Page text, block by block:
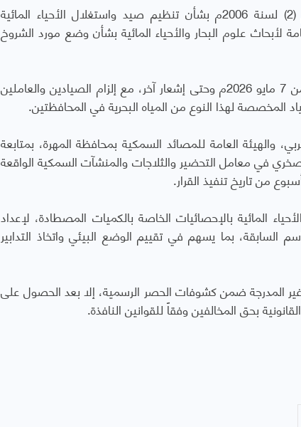
واستند القرار إلى دستور الجمهورية اليمنية، والقانون رقم (2) لسنة 2006م بشأن تنظيم صيد واستغلال الأحياء المائية
لأبحاث علوم البحار والأحياء المائية بشأن وضع مورد الشروخ
ونص القرار على بدء سريان إغلاق موسم الاصطياد اعتباراً من 7 مايو 2026م وحتى إشعار آخر، مع إلزام الصيادين والعاملين
لهذا النوع من المياه البحرية في المحافظتين.
والهيئة العامة للمصائد السمكية بمحافظة المهرة، بمتابعة
في معامل التحضير والثلاجات والمنشآت السمكية الواقعة
من تاريخ تنفيذ القرار.
المائية بالإحصائيات الخاصة بالكميات المصطادة، لإعداد
بما يسهم في تقييم الوضع البيئي واتخاذ التدابير
المدرجة ضمن كشوفات الحصر الرسمية، إلا بعد الحصول على
بحق المخالفين وفقاً للقوانين النافذة.